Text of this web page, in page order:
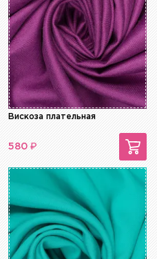
Вискоза плательная
580 ₽